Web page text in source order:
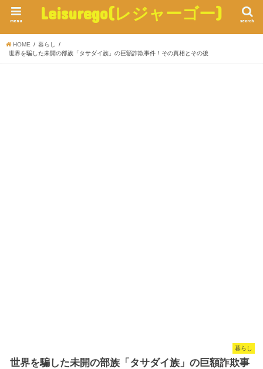
Leisurego(レジャーゴー) search
menu
HOME
暮らし
世界を騙した未開の部族「タサダイ族」の巨額詐欺事件！その真相とその後
暮らし
世界を騙した未開の部族「タサダイ族」の巨額詐欺事